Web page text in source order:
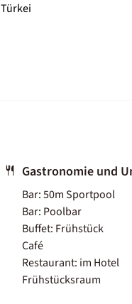
Türkei
Gastronomie und
Bar: 50m Sportpool
Bar: Poolbar
Buffet: Frühstück
Café
Restaurant: im Hotel
Frühstücksraum